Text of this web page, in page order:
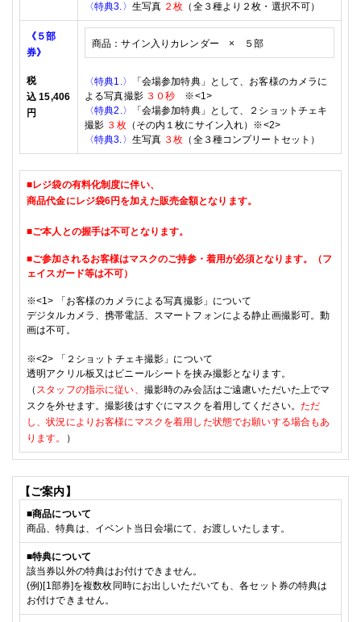
〈特典3. 〉 生写真 ２枚 （全３種より２枚・選択不可）
《５部
券》
税
込 15,406
円
商品：サイン入りカレンダー × ５部
〈特典1.〉
「会場参加特典」として、お客様のカメラに
よる写真撮影 ３０秒 ※<1>
〈特典2.〉
「会場参加特典」として、２ショットチェキ
撮影 ３ 枚（その内１枚にサイン入れ）※<2>
〈特典3. 〉 生写真 ３枚 （全３種コンプリートセット）
■レジ袋の有料化制度に伴い、
商品代金にレジ袋6円を加えた販売金額となります。
■ご本人との握手は不可となります。
■ご参加されるお客様はマスクのご持参・着用が必須となります。（フ
ェイスガード等は不可）
※<1> 「 お客様のカメラによる写真撮影」について
デジタルカメラ、携帯電話、スマートフォンによる静止画撮影可。動
画は不可。
※<2> 「 ２ショットチェキ撮影」について
透明アクリル板又はビニールシートを挟み撮影となります。
（ スタッフの指示に従い、 撮影時のみ会話はご遠慮いただいた上でマ
スクを外せます。撮影後はすぐにマスクを着用してください。 ただ
し、状況によりお客様にマスクを着用した状態でお願いする場合もあ
ります。
）
【ご案内】
■商品について
商品、特典は、イベント当日会場にて、お渡しいたします。
■特典について
該当券以外の特典はお付けできません。
(例)[1部券]を複数枚同時にお出しいただいても、各セット券の特典は
お付けできません。